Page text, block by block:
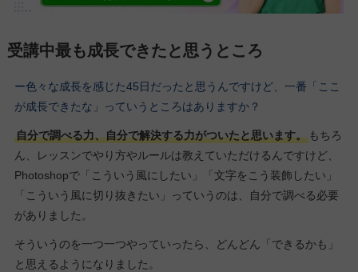
受講中最も成長できたと思うところ
ー色々な成長を感じた45日だったと思うんですけど、一番「ここ
が成長できたな」っていうところはありますか？
自分で調べる力、自分で解決する力がついたと思います。もちろ
ん、レッスンでやり方やルールは教えていただけるんですけど、
Photoshopで「こういう風にしたい」「文字をこう装飾したい」
「こういう風に切り抜きたい」っていうのは、自分で調べる必要
がありました。
そういうのを一つ一つやっていったら、どんどん「できるかも」
と思えるようになりました。